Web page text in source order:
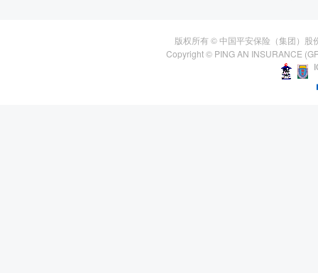
版权所有 © 中国平安保险（集团）股
Copyright © PING AN INSURANCE